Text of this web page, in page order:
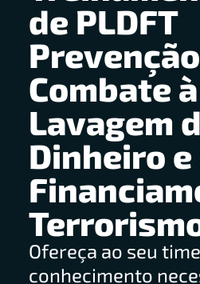
de PLDFT
Combate à
Lavagem
Dinheiro e
Ofereça ao seu
conhecimento